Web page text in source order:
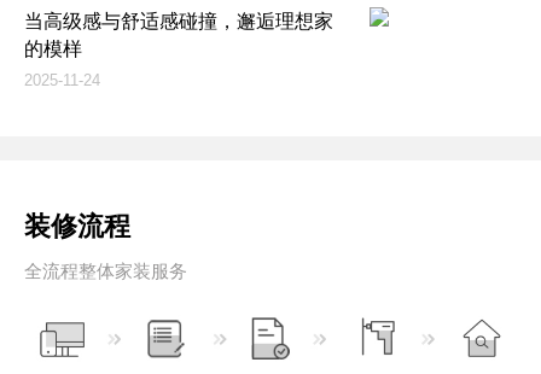
当高级感与舒适感碰撞，邂逅理想家
的模样
2025-11-24
装修流程
全流程整体家装服务